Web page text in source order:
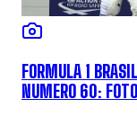
FORMULA 1
NUMERO 60: FOTO